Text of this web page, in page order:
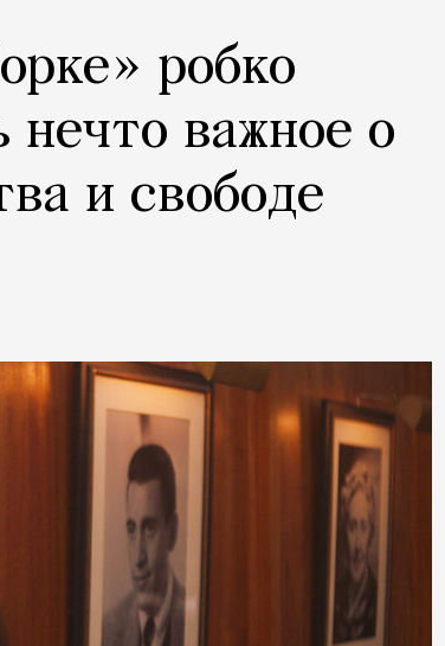
робко
нечто важное о
и свободе